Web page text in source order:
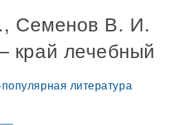
Семенов В. И.
край лечебный
литература